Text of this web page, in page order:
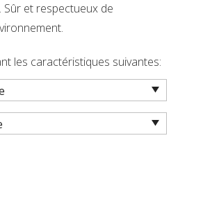
et respectueux de
les caractéristiques suivantes: